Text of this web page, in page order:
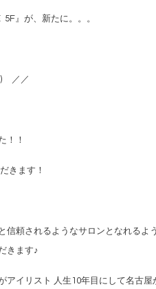
』が、新たに。。。
) ／／
！！
きます！
信頼されるようなサロンとなれるよ
きます♪
アイリスト 人生10年目にして名古屋